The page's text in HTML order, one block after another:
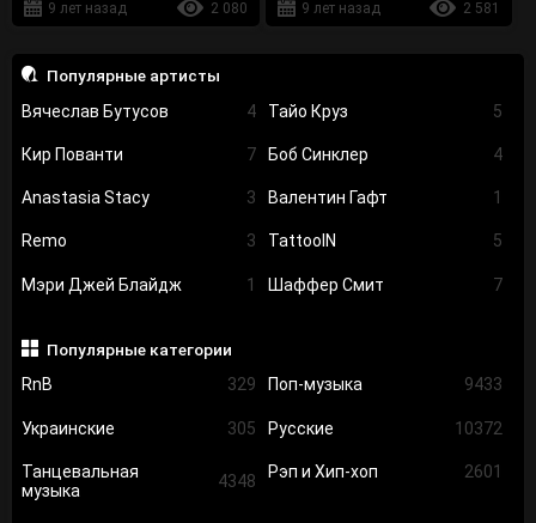
Популярные артисты
Вячеслав Бутусов
4 Тайо Круз 5
Кир Пованти 7 Боб Синклер 4
Anastasia Stacy 3 Валентин Гафт 1
Remo 3 TattooIN 5
Мэри Джей Блайдж 1 Шаффер Смит 7
Популярные категории
RnB
329 Поп-музыка 9433
Украинские 305 Русские 10372
Танцевальная
музыка
4348 Рэп и Хип-хоп 2601
9 лет назад
2 080
9 лет назад
2 581